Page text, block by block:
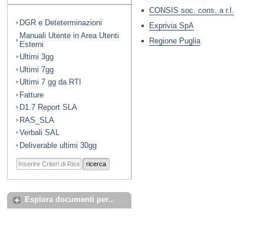
DGR e Deteterminazioni
Manuali Utente in Area Utenti
Esterni
Ultimi 3gg
Ultimi 7gg
Ultimi 7 gg da RTI
Fatture
D1.7 Report SLA
RAS_SLA
Verbali SAL
Deliverable ultimi 30gg
ricerca
Esplora documenti per...
CONSIS soc. cons. a r.l.
Exprivia SpA
Regione Puglia